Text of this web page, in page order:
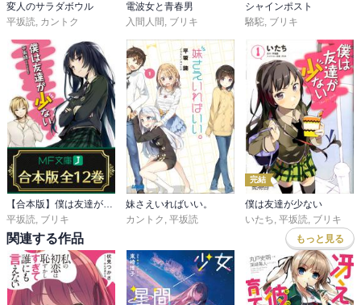
変人のサラダボウル
平坂読, カントク
電波女と青春男
入間人間 , ブリキ
シャインポスト
駱駝, ブリキ
平坂読 ブリキ
妹さえいればいい。
カントク 平坂読
完結
僕は友達が少ない
いたち 平坂読 ブリキ
関連する作品 もっと見る